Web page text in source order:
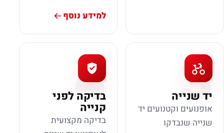
למידע נוסף
3
יד שנייה
אופנועים וקטנועים יד
שנייה שנבדקו
4
בדיקה לפני
קנייה
בדיקה מקצועית